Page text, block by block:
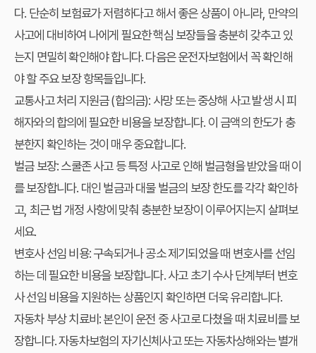
다. 단순히 보험료가 저렴하다고 해서 좋은 상품이 아니라, 만약의
사고에 대비하여 나에게 필요한 핵심 보장들을 충분히 갖추고 있
는지 면밀히 확인해야 합니다. 다음은 운전자보험에서 꼭 확인해
야 할 주요 보장 항목들입니다.
교통사고 처리 지원금 (합의금): 사망 또는 중상해 사고 발생 시 피
해자와의 합의에 필요한 비용을 보장합니다. 이 금액의 한도가 충
분한지 확인하는 것이 매우 중요합니다.
벌금 보장:스쿨존 사고 등 특정 사고로 인해 벌금형을 받았을 때 이
를 보장합니다. 대인 벌금과 대물 벌금의 보장 한도를 각각 확인하
고, 최근 법 개정 사항에 맞춰 충분한 보장이 이루어지는지 살펴보
세요.
변호사 선임 비용:구속되거나 공소 제기되었을 때 변호사를 선임
하는 데 필요한 비용을 보장합니다. 사고 초기 수사 단계부터 변호
사 선임 비용을 지원하는 상품인지 확인하면 더욱 유리합니다.
자동차 부상 치료비:본인이 운전 중 사고로 다쳤을 때 치료비를 보
장합니다. 자동차보험의 자기신체사고 또는 자동차상해와는 별개